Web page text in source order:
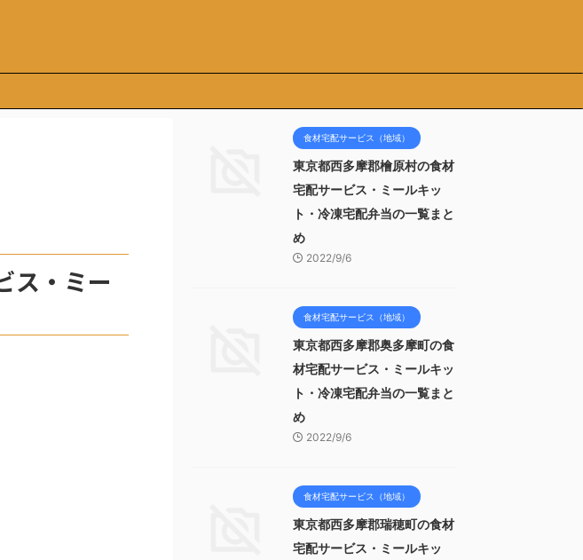
ス・ミー
食材宅配サービス（地域）
東京都西多摩郡檜原村の食材
宅配サービス・ミールキッ
ト・冷凍宅配弁当の一覧まと
め
2022/9/6
食材宅配サービス（地域）
東京都西多摩郡奥多摩町の食
材宅配サービス・ミールキッ
ト・冷凍宅配弁当の一覧まと
め
2022/9/6
食材宅配サービス（地域）
東京都西多摩郡瑞穂町の食材
宅配サービス・ミールキッ